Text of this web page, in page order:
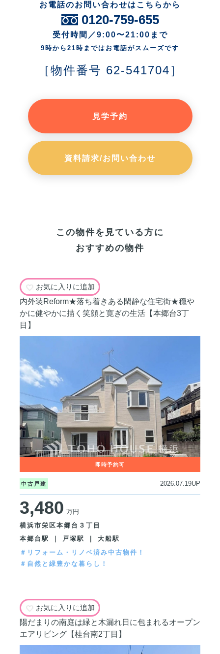
お電話のお問い合わせはこちらから
0120-759-655
受付時間／9:00〜21:00まで
9時から21時まではお電話がスムーズです
［物件番号 62-541704］
見学予約
資料請求/お問い合わせ
この物件を見ている方に
おすすめの物件
お気に入りに追加
内外装Reform★落ち着きある閑静な住宅街★穏や
かに健やかに描く笑顔と寛ぎの生活【本郷台3丁
目】
中古戸建 2026.07.19UP
3,480 万円
横浜市栄区本郷台３丁目
本郷台駅 ｜ 戸塚駅 ｜ 大船駅
＃リフォーム・リノベ済み中古物件！
＃自然と緑豊かな暮らし！
お気に入りに追加
陽だまりの南庭は緑と木漏れ日に包まれるオープン
エアリビング【桂台南2丁目】